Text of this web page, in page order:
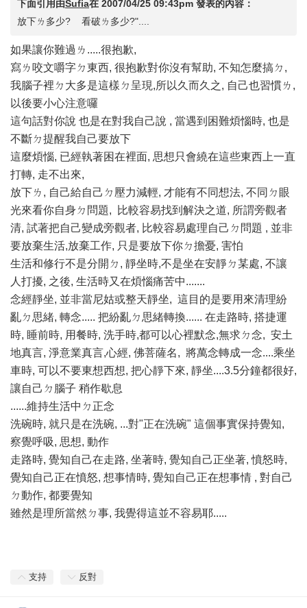
下面引用由Sufia在 2007/04/25 09:43pm 發表的內容：
放下ㄌ多少? 看破ㄌ多少?"....
如果讓你難過ㄌ.....很抱歉,
寫ㄌ咬文嚼字ㄉ東西, 很抱歉對你沒有幫助, 不知怎麼搞ㄉ,
我腦子裡ㄉ大多是這樣ㄉ呈現,所以久而久之, 自己也習慣ㄌ,
以後要小心注意囉
這句話對你說 也是在對我自己說 , 當遇到困難煩惱時, 也是
不斷ㄉ提醒我自己要放下
這麼煩惱, 已經執著困在裡面, 思想只會繞在這些東西上一直
打轉, 走不出來,
放下ㄌ, 自己給自己ㄉ壓力減輕, 才能有不同想法, 不同ㄉ眼
光來看你自身ㄉ問題, 比較容易找到解決之道, 所謂旁觀者
清, 試著把自己變成旁觀者, 比較容易處理自己ㄉ問題 , 並非
要放棄生活,放棄工作, 只是要放下你ㄉ擔憂, 害怕
生活和修行不是分開ㄉ, 靜坐時,不是坐在安靜ㄉ某處, 不讓
人打擾, 之後, 生活時又在煩惱痛苦中.......
念經靜坐, 並非當尼姑或整天靜坐, 這目的是要用來清理紛
亂ㄉ思緒, 轉念..... 把紛亂ㄉ思緒轉換...... 在走路時, 搭捷運
時, 睡前時, 用餐時, 洗手時,都可以心裡默念,無求ㄉ念, 安土
地真言, 淨意業真言,心經, 佛菩薩名, 將萬念轉成一念....乘坐
車時, 可以不要東想西想, 把心靜下來, 靜坐....3.5分鐘都很好,
讓自己ㄉ腦子 稍作歇息
......維持生活中ㄉ正念
洗碗時, 就只是在洗碗, ...對"正在洗碗" 這個事實保持覺知,
察覺呼吸, 思想, 動作
走路時, 覺知自己在走路, 坐著時, 覺知自己正坐著, 憤怒時,
覺知自己正在憤怒, 想事情時, 覺知自己正在想事情 , 對自己
ㄉ動作, 都要覺知
雖然是理所當然ㄉ事, 我覺得這並不容易耶.....
支持 反對